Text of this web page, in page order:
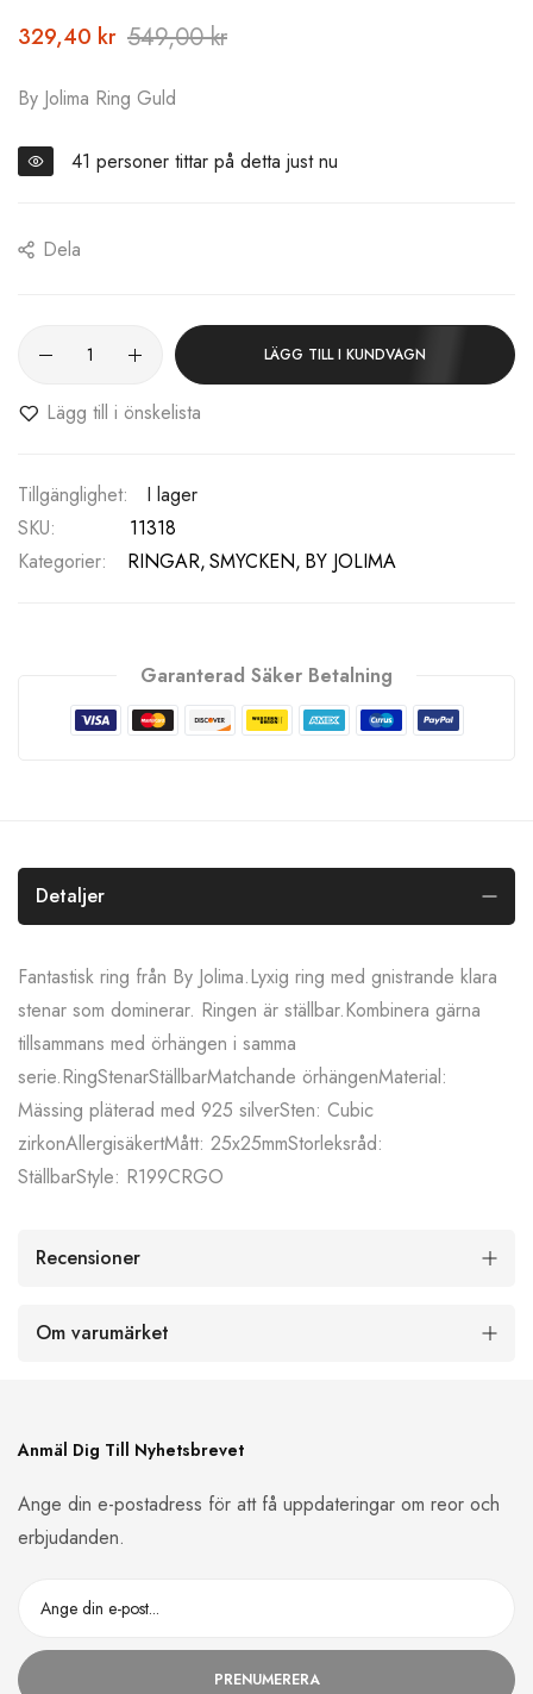
329,40 kr 549,00 kr
By Jolima Ring Guld
41 personer tittar på detta just nu
Dela
LÄGG TILL I KUNDVAGN
Lägg till i önskelista
I lager
SKU
11318
Kategorier:
RINGAR SMYCKEN BY JOLIMA
Garanterad Säker Betalning
Detaljer
Fantastisk ring från By Jolima.Lyxig ring med gnistrande klara
stenar som dominerar. Ringen är ställbar.Kombinera gärna
tillsammans med örhängen i samma
serie.RingStenarStällbarMatchande örhängenMaterial:
Mässing pläterad med 925 silverSten: Cubic
zirkonAllergisäkertMått: 25x25mmStorleksråd:
StällbarStyle: R199CRGO
Recensioner
Om varumärket
Anmäl Dig Till Nyhetsbrevet
Ange din e-postadress för att få uppdateringar om reor och
erbjudanden.
PRENUMERERA